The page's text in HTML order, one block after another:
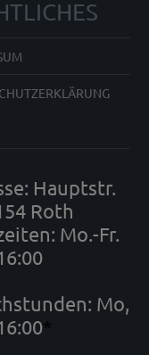
Hauptstr.
Roth
Mo.-Fr.
Mo,
*